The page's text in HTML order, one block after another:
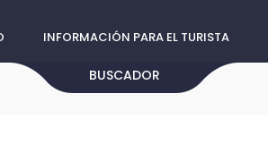
INFORMACIÓN PARA EL TURISTA
BUSCADOR